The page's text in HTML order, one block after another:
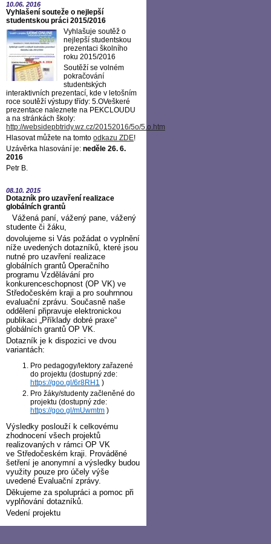
10.06. 2016
Vyhlašení souteže o nejlepší
studentskou práci 2015/2016
Vyhlašuje soutěž o
nejlepší studentskou
prezentaci školního
roku 2015/2016
Soutěží se volném
pokračování
studentských
interaktivních prezentací, kde v letošním
roce soutěží výstupy třídy: 5.OVeškeré
prezentace naleznete na PEKCLOUDU
a na stránkách školy:
http://websidepbtridy.wz.cz/20152016/5o/5.o.htm
Hlasovat můžete na tomto odkazu ZDE!
Uzávěrka hlasování je: neděle 26. 6.
2016
Petr B.
08.10. 2015
Dotazník pro uzavření realizace
globálních grantů
Vážená paní, vážený pane, vážený
studente či žáku,
dovolujeme si Vás požádat o vyplnění
níže uvedených dotazníků, které jsou
nutné pro uzavření realizace
globálních grantů Operačního
programu Vzdělávání pro
konkurenceschopnost (OP VK) ve
Středočeském kraji a pro souhrnnou
evaluační zprávu. Současně naše
oddělení připravuje elektronickou
publikaci „Příklady dobré praxe“
globálních grantů OP VK.
Dotazník je k dispozici ve dvou
variantách:
Pro pedagogy/lektory zařazené
do projektu (dostupný zde:
https://goo.gl/6r8RH1 )
Pro žáky/studenty začleněné do
projektu (dostupný zde:
https://goo.gl/mUwmtm )
Výsledky poslouží k celkovému
zhodnocení všech projektů
realizovaných v rámci OP VK
ve Středočeském kraji. Prováděné
šetření je anonymní a výsledky budou
využity pouze pro účely výše
uvedené Evaluační zprávy.
Děkujeme za spolupráci a pomoc při
vyplňování dotazníků.
Vedení projektu